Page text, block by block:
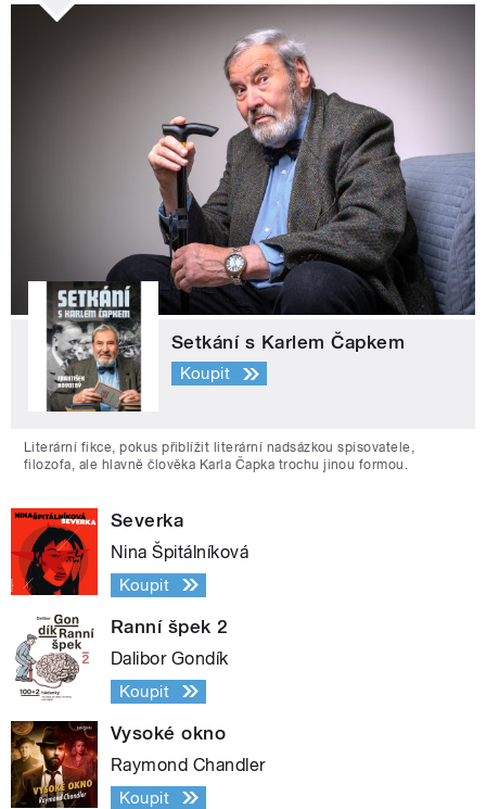
Setkání s Karlem Čapkem
Koupit
Literární fikce, pokus přiblížit literární nadsázkou spisovatele,
filozofa, ale hlavně člověka Karla Čapka trochu jinou formou.
Severka
Nina Špitálníková
Koupit
Ranní špek 2
Dalibor Gondík
Koupit
Vysoké okno
Raymond Chandler
Koupit